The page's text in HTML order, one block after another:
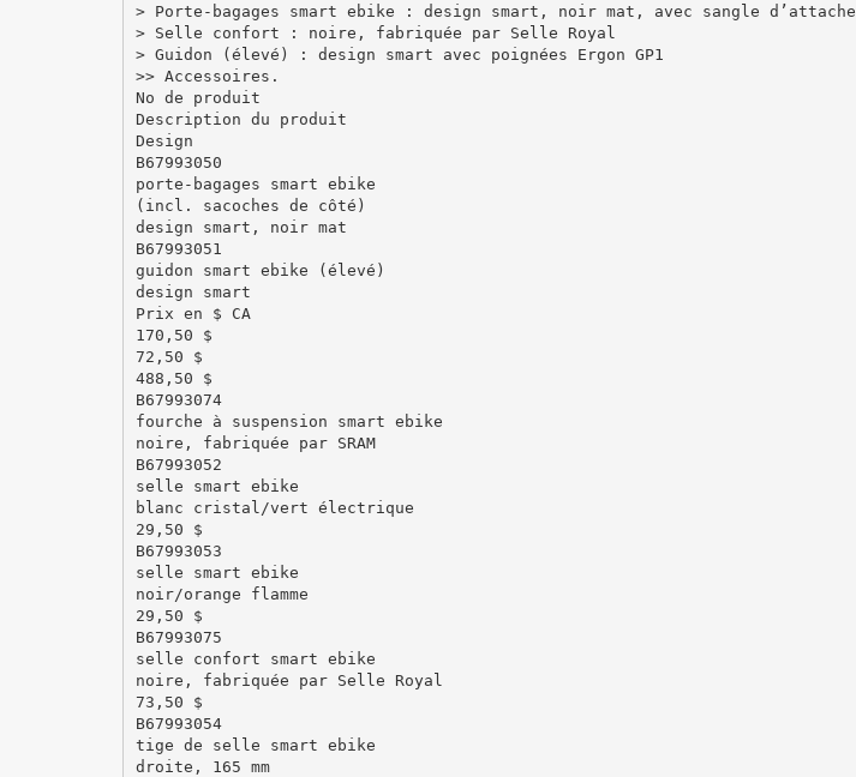
> Porte-bagages smart ebike : design smart, noir mat, avec sangle d’attache
> Selle confort : noire, fabriquée par Selle Royal
> Guidon (élevé) : design smart avec poignées Ergon GP1
>> Accessoires.
No de produit
Description du produit
Design
B67993050
porte-bagages smart ebike
(incl. sacoches de côté)
design smart, noir mat
B67993051
guidon smart ebike (élevé)
design smart
Prix en $ CA
170,50 $
72,50 $
488,50 $
B67993074
fourche à suspension smart ebike
noire, fabriquée par SRAM
B67993052
selle smart ebike
blanc cristal/vert électrique
29,50 $
B67993053
selle smart ebike
noir/orange flamme
29,50 $
B67993075
selle confort smart ebike
noire, fabriquée par Selle Royal
73,50 $
B67993054
tige de selle smart ebike
droite, 165 mm